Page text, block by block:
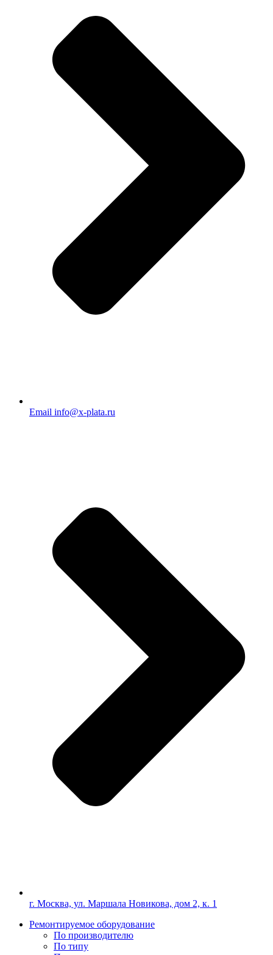
Email info@x-plata.ru
г. Москва, ул. Маршала Новикова, дом 2, к. 1
Ремонтируемое оборудование
По производителю
По типу